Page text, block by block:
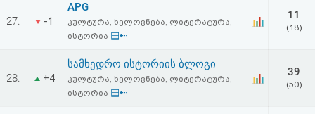
პასუხისმგებლობის
უარყოფა
27. -1
APG
კულტურა, ხელოვნება, ლიტერატურა,
ისტორია ▤⇠
11
(18)
28. +4
სამხედრო ისტორიის ბლოგი
კულტურა, ხელოვნება, ლიტერატურა,
ისტორია ▤⇠
39
(50)